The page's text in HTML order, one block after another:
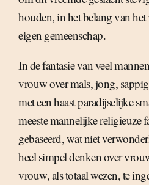
houden, in het belang van het
eigen gemeenschap.
In de fantasie van veel
vrouw over mals, jong,
met een haast paradijselijke
meeste mannelijke religieuze
gebaseerd, wat niet
heel simpel denken over
vrouw, als totaal wezen, te